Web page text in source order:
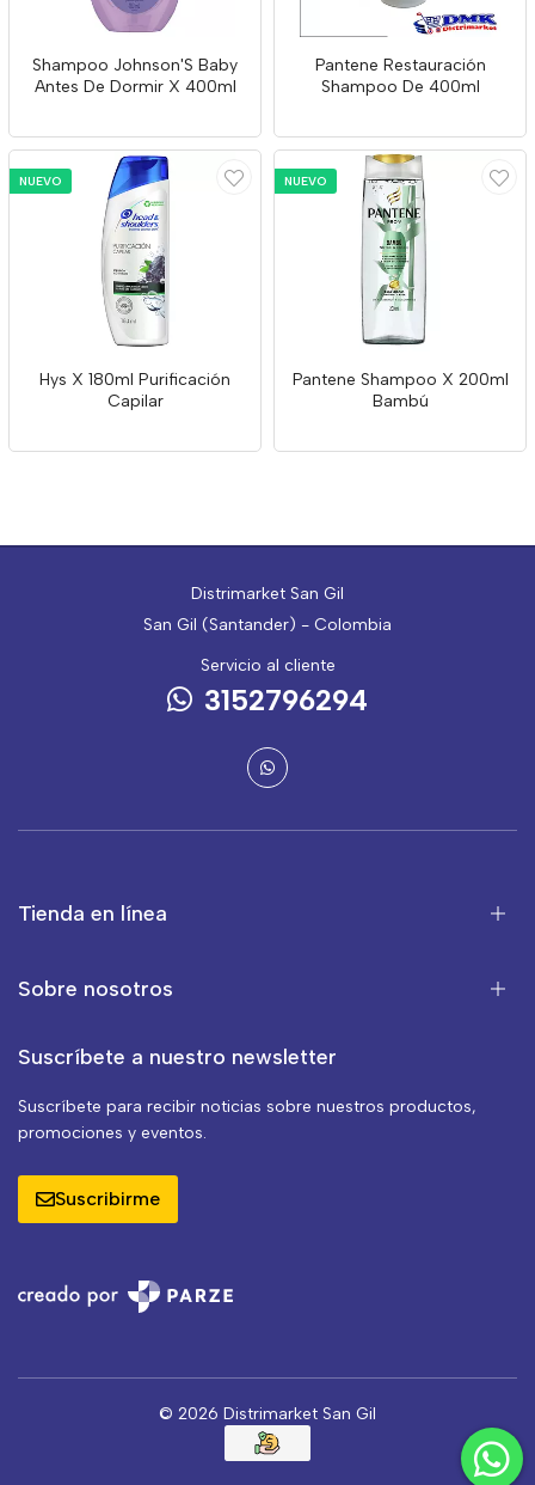
Shampoo Johnson'S Baby
Antes De Dormir X 400ml
Pantene Restauración
Shampoo De 400ml
NUEVO
Hys X 180ml Purificación
Capilar
NUEVO
Pantene Shampoo X 200ml
Bambú
Distrimarket San Gil
San Gil (Santander) - Colombia
Servicio al cliente
3152796294
Tienda en línea
Sobre nosotros
Suscríbete a nuestro newsletter
Suscríbete para recibir noticias sobre nuestros productos,
promociones y eventos.
Suscribirme
© 2026 Distrimarket San Gil